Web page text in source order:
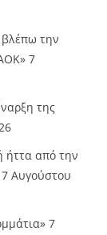
βλέπω την
7
της
ήττα από την
7 Αυγούστου
7